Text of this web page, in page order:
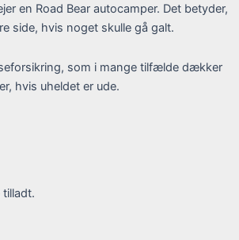
en Road Bear autocamper. Det betyder,
side, hvis noget skulle gå galt.
som i mange tilfælde dækker
hvis uheldet er ude.